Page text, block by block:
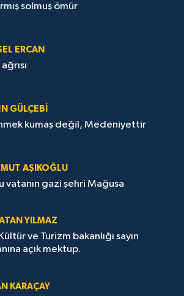
solmuş ömür
ERCAN
GÜLÇEBİ
kumaş değil, Medeniyettir
AŞIKOĞLU
vatanın gazi şehri Mağusa
YILMAZ
ve Turizm bakanlığı sayın
açık mektup.
KARAÇAY